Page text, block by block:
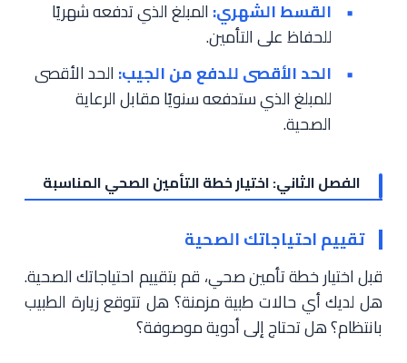
القسط الشهري: المبلغ الذي تدفعه شهريًا
للحفاظ على التأمين.
الحد الأقصى للدفع من الجيب: الحد الأقصى
للمبلغ الذي ستدفعه سنويًا مقابل الرعاية
الصحية.
الفصل الثاني: اختيار خطة التأمين الصحي المناسبة
تقييم احتياجاتك الصحية
قبل اختيار خطة تأمين صحي، قم بتقييم احتياجاتك الصحية.
هل لديك أي حالات طبية مزمنة؟ هل تتوقع زيارة الطبيب
بانتظام؟ هل تحتاج إلى أدوية موصوفة؟